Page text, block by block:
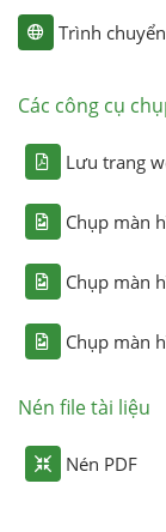
Trình
Các công cụ
Lưu trang
Chụp màn
Chụp màn
Chụp màn
Nén file tài liệu
Nén PDF